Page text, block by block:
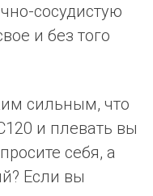
сосудистую
и без того
сильным, что
и плевать вы
себя, а
Если вы